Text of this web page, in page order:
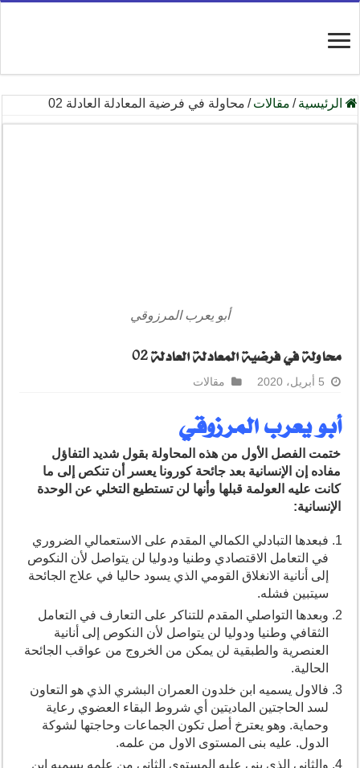
الرئيسية / مقالات / محاولة في فرضية المعادلة العادلة 02
أبو يعرب المرزوقي
محاولة في فرضية المعادلة العادلة 02
5 أبريل، 2020 مقالات
أبو يعرب المرزوقي
ختمت الفصل الأول من هذه المحاولة بقول شديد التفاؤل
مفاده إن الإنسانية بعد جائحة كورونا يعسر أن تنكص إلى ما
كانت عليه العولمة قبلها وأنها لن تستطيع التخلي عن الوحدة
الإنسانية:
فبعدها التبادلي الكمالي المقدم على الاستعمالي الضروري
في التعامل الاقتصادي وطنيا ودوليا لن يتواصل لأن النكوص
إلى أنانية الانغلاق القومي الذي يسود حاليا في علاج الجائحة
سيتبين فشله.
وبعدها التواصلي المقدم للتناكر على التعارف في التعامل
الثقافي وطنيا ودوليا لن يتواصل لأن النكوص إلى أنانية
العنصرية والطبقية لن يمكن من الخروج من عواقب الجائحة
الحالية.
فالاول يسميه ابن خلدون العمران البشري الذي هو التعاون
لسد الحاجتين الماديتين أي شروط البقاء العضوي رعاية
وحماية. وهو يعترخ أصل تكون الجماعات وحاجتها لشوكة
الدول. عليه بنى المستوى الاول من علمه.
والثاني الذي بنى عليه المستوى الثاني من علمه يسميه ابن